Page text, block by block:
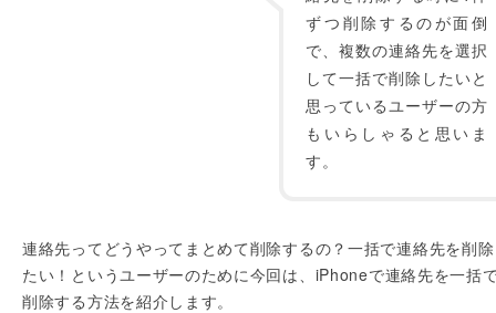
ずつ削除するのが面倒
で、複数の連絡先を選択
して一括で削除したいと
思っているユーザーの方
もいらしゃると思いま
す。
連絡先ってどうやってまとめて削除するの？一括で連絡先を削
たい！というユーザーのために今回は、iPhoneで連絡先を一括
削除する方法を紹介します。